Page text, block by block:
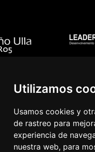
Utilizamos
Usamos cookies y
de rastreo para
experiencia de
nuestra web, para